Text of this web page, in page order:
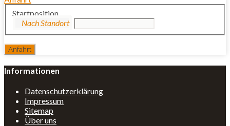
Startposition
Informationen
Datenschutzerklärung
Impressum
Sitemap
Über uns